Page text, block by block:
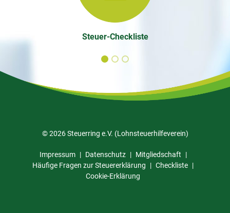
Steuer-Checkliste
© 2026 Steuerring e.V. (Lohnsteuerhilfeverein)
Impressum Datenschutz
Mitgliedschaft
Häufige Fragen zur Steuererklärung
Checkliste
Cookie-Erklärung